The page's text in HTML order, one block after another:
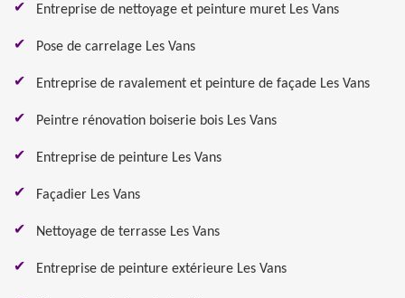
Entreprise de nettoyage et peinture muret Les Vans
Pose de carrelage Les Vans
Entreprise de ravalement et peinture de façade Les Vans
Peintre rénovation boiserie bois Les Vans
Entreprise de peinture Les Vans
Façadier Les Vans
Nettoyage de terrasse Les Vans
Entreprise de peinture extérieure Les Vans